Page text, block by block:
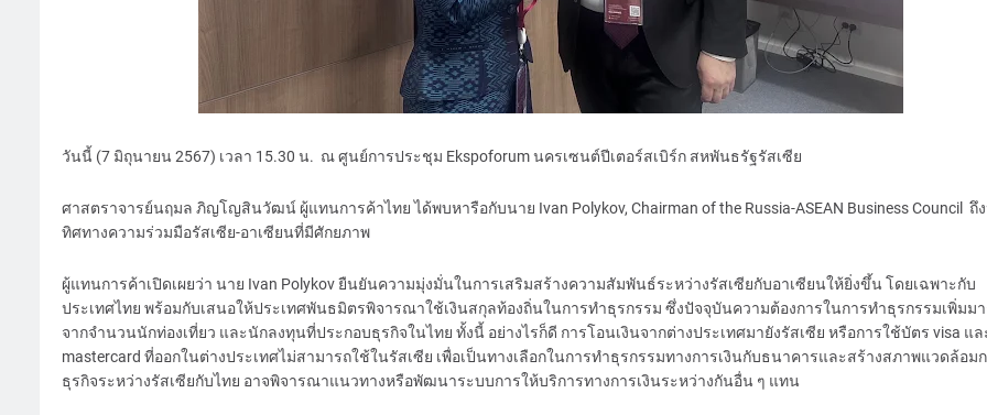
วันนี้ (7 มิถุนายน 2567) เวลา 15.30 น. ณ ศูนย์การประชุม Ekspoforum นครเซนต์ปีเตอร์สเบิร์ก สหพันธรัฐรัสเซีย
ศาสตราจารย์นฤมล ภิญโญสินวัฒน์ ผู้แทนการค้าไทย ได้พบหารือกับนาย Ivan Polykov, Chairman of the Russia-ASEAN Business Council ถึ
ทิศทางความร่วมมือรัสเซีย-อาเซียนที่มีศักยภาพ
ผู้แทนการค้าเปิดเผยว่า นาย Ivan Polykov ยืนยันความมุ่งมั่นในการเสริมสร้างความสัมพันธ์ระหว่างรัสเซียกับอาเซียนให้ยิ่งขึ้น โดยเฉพาะกับ
ประเทศไทย พร้อมกับเสนอให้ประเทศพันธมิตรพิจารณาใช้เงินสกุลท้องถิ่นในการทำธุรกรรม ซึ่งปัจจุบันความต้องการในการทำธุรกรรมเพิ่มม
จากจำนวนนักท่องเที่ยว และนักลงทุนที่ประกอบธุรกิจในไทย ทั้งนี้ อย่างไรก็ดี การโอนเงินจากต่างประเทศมายังรัสเซีย หรือการใช้บัตร visa แล
mastercard ที่ออกในต่างประเทศไม่สามารถใช้ในรัสเซีย เพื่อเป็นทางเลือกในการทำธุรกรรมทางการเงินกับธนาคารและสร้างสภาพแวดล้อม
ธุรกิจระหว่างรัสเซียกับไทย อาจพิจารณาแนวทางหรือพัฒนาระบบการให้บริการทางการเงินระหว่างกันอื่น ๆ แทน